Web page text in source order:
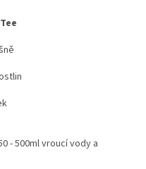
- 500ml vroucí vody a